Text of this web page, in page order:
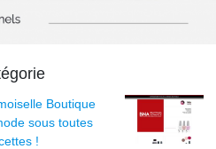
Boutique
sous toutes
!